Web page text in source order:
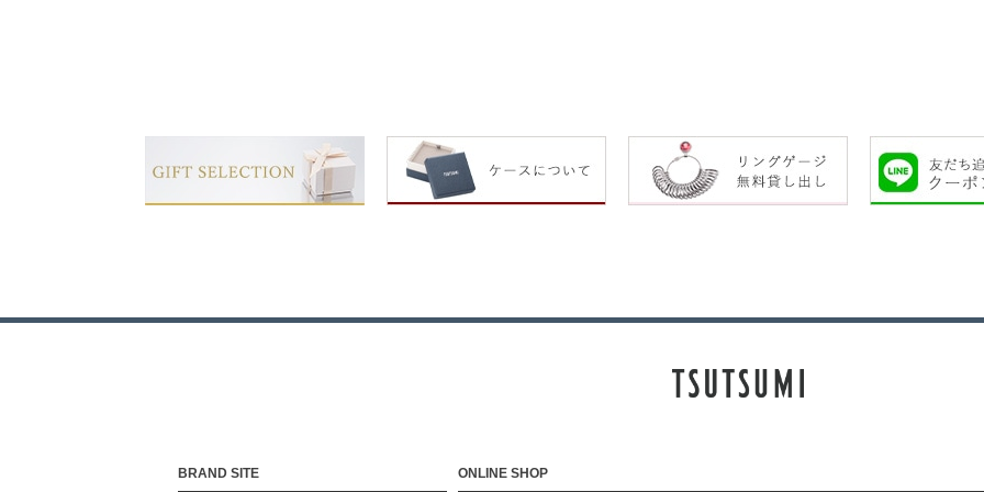
BRAND SITE ONLINE SHOP